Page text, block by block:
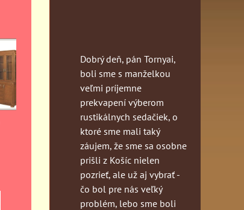
Dobrý deň, pán Tornyai,
boli sme s manželkou
veľmi príjemne
prekvapení výberom
rustikálnych sedačiek, o
ktoré sme mali taký
záujem, že sme sa osobne
prišli z Košíc nielen
pozrieť, ale už aj vybrať -
čo bol pre nás veľký
problém, lebo sme boli